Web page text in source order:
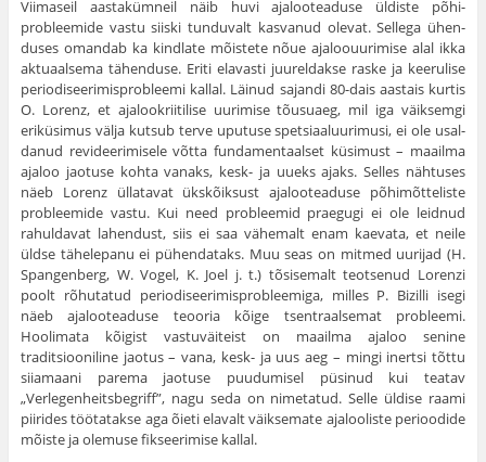
Viimaseil aastakümneil näib huvi ajalooteaduse üldiste põhi­
probleemide vastu siiski tunduvalt kasvanud olevat. Sellega ühen­
duses omandab ka kindlate mõistete nõue ajaloouurimise alal ikka
aktuaalsema tähenduse. Eriti elavasti juureldakse raske ja keerulise
periodiseerimisprobleemi kallal. Läinud sajandi 80-dais aastais kurtis
O. Lorenz, et ajalookriitilise uurimise tõusuaeg, mil iga väiksemgi
eriküsimus välja kutsub terve uputuse spetsiaaluurimusi, ei ole usal­
danud revideerimisele võtta fundamentaalset küsimust – maailma
ajaloo jaotuse kohta vanaks, kesk- ja uueks ajaks. Selles nähtuses
näeb Lorenz üllatavat ükskõiksust ajalooteaduse põhimõtteliste
prob­leemide vastu. Kui need probleemid praegugi ei ole leidnud
rahul­davat lahendust, siis ei saa vähemalt enam kaevata, et neile
üldse tähelepanu ei pühendataks. Muu seas on mitmed uurijad (H.
Spangenberg, W. Vogel, K. Joel j. t.) tõsisemalt teotsenud Lorenzi
poolt rõhutatud periodiseerimisprobleemiga, milles P. Bizilli isegi
näeb ajalooteaduse teooria kõige tsentraalsemat probleemi.
Hoolimata kõigist vastuväiteist on maailma ajaloo senine
traditsiooniline jaotus – vana, kesk- ja uus aeg – mingi inertsi tõttu
siiamaani parema jaotuse puudumisel püsinud kui teatav
„Verlegenheitsbegriff”, nagu seda on nimetatud. Selle üldise raami
piirides töötatakse aga õieti elavalt väiksemate ajalooliste perioodide
mõiste ja olemuse fikseerimise kallal.